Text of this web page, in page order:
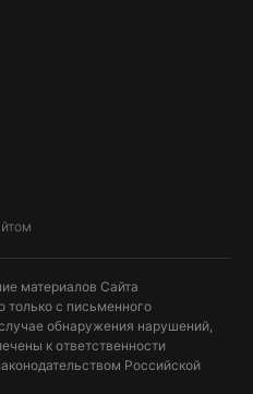
материалов Сайта
только с письменного
обнаружения нарушений,
к ответственности
Российской